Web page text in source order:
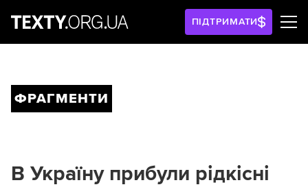
ПІДТРИМАТИ
ФРАГМЕНТИ
В Україну прибули рідкісні